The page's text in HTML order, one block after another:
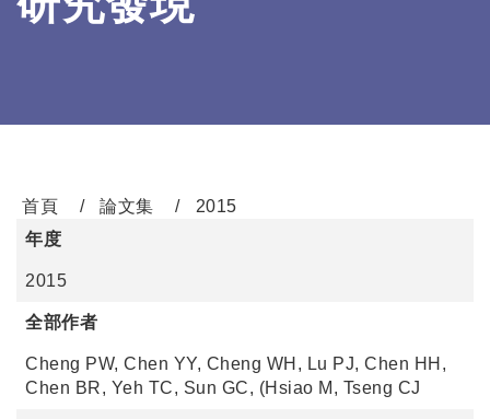
首頁 論文集
2015
年度
2015
全部作者
Cheng PW, Chen YY, Cheng WH, Lu PJ, Chen HH,
Chen BR, Yeh TC, Sun GC, (Hsiao M, Tseng CJ